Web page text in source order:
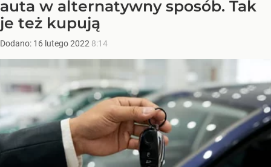
auta w alternatywny sposób. Tak
je też kupują
Dodano: 16 lutego2022 8:14